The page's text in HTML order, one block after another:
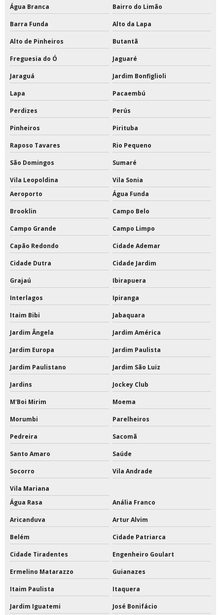
Tabela de basquete oficial
Tabela de basquete oficial a venda
Tabela de basquete oficial acrílico
Tabela de basquete oficial com suporte
Tabela de basquete oficial em vidro temperado
Tabela de basquete oficial movel
Tabelas de basquete móvel
Tabelas de basquete para condomínios
Tabelas de basquete profissional
Tampa para poste de vôlei
Tinta a base de pu
Tinta acrílica a base de água
Tinta acrílica interna e externa
Tinta acrílica para quadra
Tinta acrílica para quadra poliesportiva
Tinta de poliuretano
Tinta de poliuretano para piso externo
Tinta epóxi a base de solvente 18 litros
Tinta epóxi a base de solvente com catalisador
Tinta epóxi área externa
Tinta epóxi base solvente
Tinta epóxi base solvente preço
Tinta epóxi branca
Tinta epóxi com catalisador
Tinta epóxi ferro
Água Branca Bairro do Limão
Barra Funda Alto da Lapa
Alto de Pinheiros Butantã
Freguesia do Ó Jaguaré
Jaraguá Jardim Bonfiglioli
Lapa Pacaembú
Perdizes Perús
Pinheiros Pirituba
Raposo Tavares Rio Pequeno
São Domingos Sumaré
Vila Leopoldina
Vila Sonia
Aeroporto
Água Funda
Brooklin Campo Belo
Campo Grande Campo Limpo
Capão Redondo Cidade Ademar
Cidade Dutra Cidade Jardim
Grajaú Ibirapuera
Interlagos Ipiranga
Itaim Bibi Jabaquara
Jardim Ângela Jardim América
Jardim Europa Jardim Paulista
Jardim Paulistano Jardim São Luiz
Jardins Jockey Club
M'Boi Mirim Moema
Morumbi Parelheiros
Pedreira Sacomã
Santo Amaro Saúde
Socorro Vila Andrade
Vila Mariana
Água Rasa
Anália Franco
Aricanduva Artur Alvim
Belém Cidade Patriarca
Cidade Tiradentes Engenheiro Goulart
Ermelino Matarazzo Guianazes
Itaim Paulista Itaquera
Jardim Iguatemi José Bonifácio